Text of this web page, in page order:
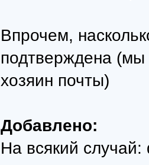
Впрочем,
подтверждена (мы
хозяин почты)
Добавлено:
На всякий